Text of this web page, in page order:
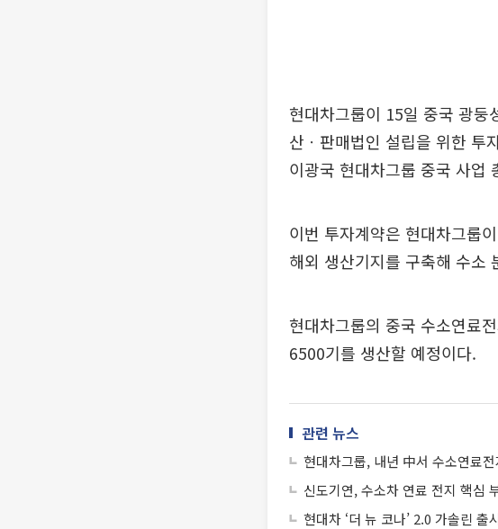
현대차그룹이 15일 중국 광둥
산ㆍ판매법인 설립을 위한 투
이광국 현대차그룹 중국 사업
이번 투자계약은 현대차그룹
해외 생산기지를 구축해 수소
현대차그룹의 중국 수소연료
6500기를 생산할 예정이다.
관련 뉴스
현대차그룹, 내년 中서 수소연료
신도기연, 수소차 연료 전지 핵심
현대차 ‘더 뉴 코나’ 2.0 가솔린